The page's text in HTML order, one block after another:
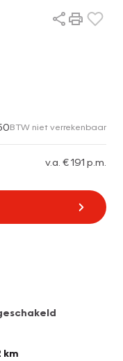
BTW niet verrekenbaar
v.a. € 191 p.m.
km